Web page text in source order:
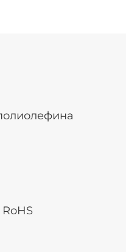
покрытия,
соединений и в
для электрической
1–10 кВ и
только в